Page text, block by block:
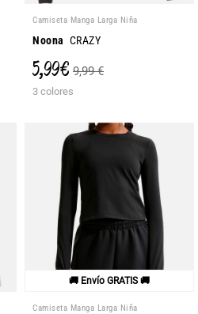
Camiseta Manga Larga Niña
Noona CRAZY
5,99 € 9,99 €
3 colores
🚚 Envío GRATIS 🚚
Camiseta Manga Larga Niña